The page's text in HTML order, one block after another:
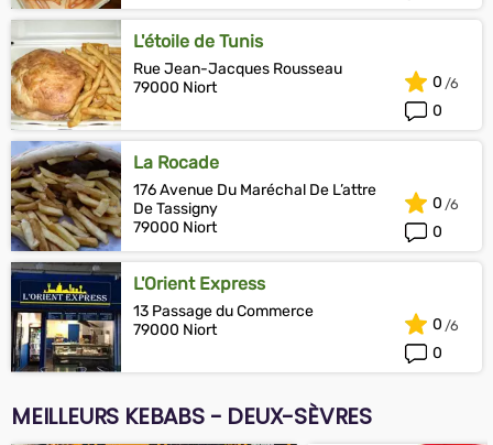
L'étoile de Tunis
Rue Jean-Jacques Rousseau
79000 Niort
0
0
La Rocade
176 Avenue Du Maréchal De L’attre
De Tassigny
79000 Niort
0
0
L'Orient Express
13 Passage du Commerce
79000 Niort
0
0
MEILLEURS KEBABS - DEUX-SÈVRES